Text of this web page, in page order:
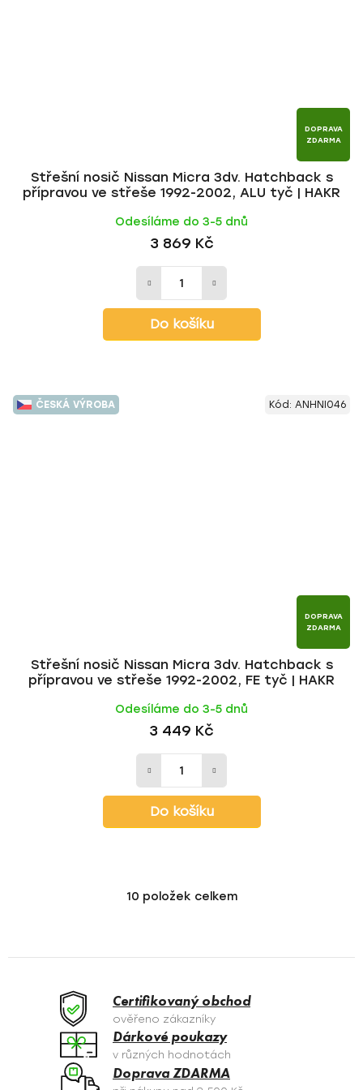
DOPRAVA
ZDARMA
Střešní nosič Nissan Micra 3dv. Hatchback s
přípravou ve střeše 1992-2002, ALU tyč | HAKR
Odesíláme do 3-5 dnů
3 869 Kč
Do košíku
ČESKÁ VÝROBA
DOPRAVA
ZDARMA
Střešní nosič Nissan Micra 3dv. Hatchback s
přípravou ve střeše 1992-2002, FE tyč | HAKR
Odesíláme do 3-5 dnů
3 449 Kč
Do košíku
Kód: ANHNI046
O
á
c
í
p
r
v
10 položek celkem
Certifikovaný obchod
ověřeno zákazníky
Dárkové poukazy
v různých hodnotách
Doprava ZDARMA